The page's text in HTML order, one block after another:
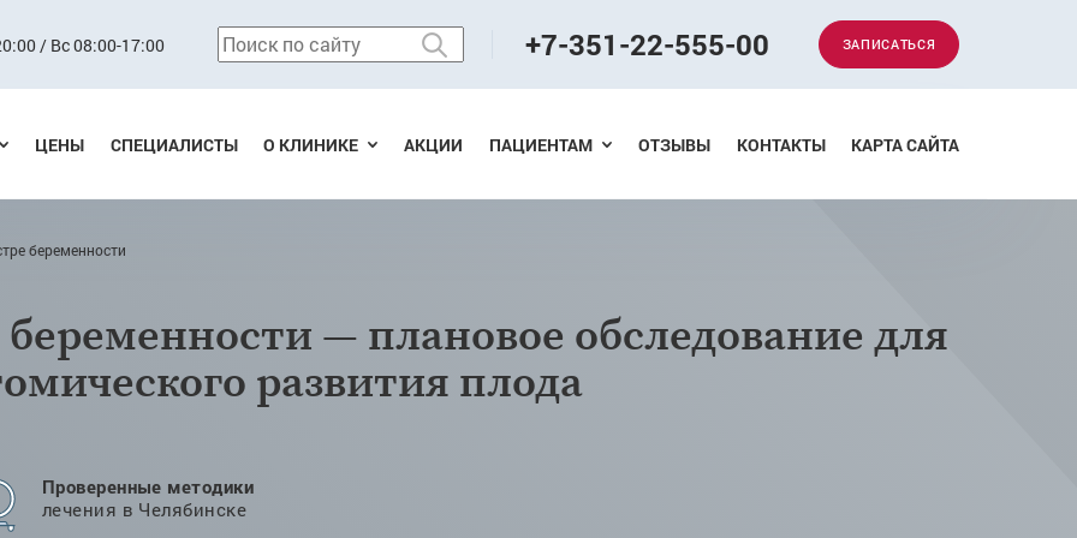
/ Вс 08:00-17:00 +7-351-22-555-00 ЗАПИСАТЬСЯ
ЦЕНЫ СПЕЦИАЛИСТЫ О КЛИНИКЕ АКЦИИ ПАЦИЕНТАМ ОТЗЫВЫ КОНТАКТЫ КАРТА САЙТА
беременности
— плановое обследование для
развития плода
Проверенные методики
лечения в Челябинске